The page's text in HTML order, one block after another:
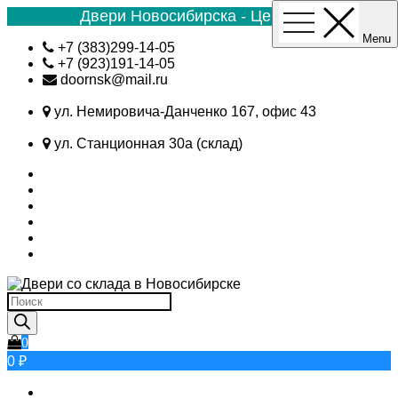
Двери Новосибирска - Цена №1
Skip
content
+7 (383)299-14-05
+7 (923)191-14-05
doornsk@mail.ru
ул. Немировича-Данченко 167, офис 43
ул. Станционная 30а (склад)
Поиск
товаров
0
0 ₽
Menu